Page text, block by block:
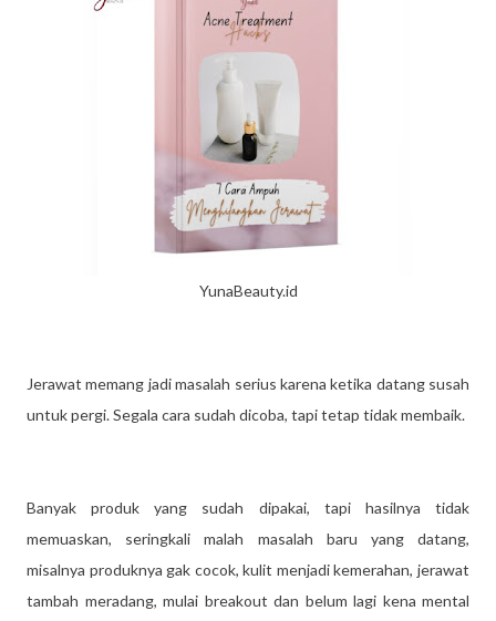
YunaBeauty.id
Jerawat memang jadi masalah serius karena ketika datang susah
untuk pergi. Segala cara sudah dicoba, tapi tetap tidak membaik.
Banyak produk yang sudah dipakai, tapi hasilnya tidak
memuaskan, seringkali malah masalah baru yang datang,
misalnya produknya gak cocok, kulit menjadi kemerahan, jerawat
tambah meradang, mulai breakout dan belum lagi kena mental